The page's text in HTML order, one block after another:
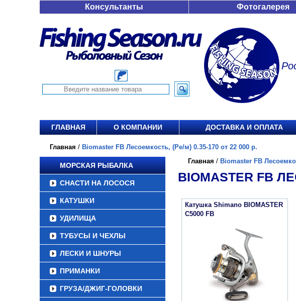
Консультанты Фотогалерея
ГЛАВНАЯ О КОМПАНИИ ДОСТАВКА И ОПЛАТА
Главная / Biomaster FB Лесоемкость, (Ре/м) 0.35-170 от 22 000 р.
МОРСКАЯ РЫБАЛКА
СНАСТИ НА ЛОСОСЯ
КАТУШКИ
УДИЛИЩА
ТУБУСЫ И ЧЕХЛЫ
ЛЕСКИ И ШНУРЫ
ПРИМАНКИ
ГРУЗА/ДЖИГ-ГОЛОВКИ
Главная / Biomaster FB
BIOMASTER FB
Катушка Shimano BIOMASTER
C5000 FB